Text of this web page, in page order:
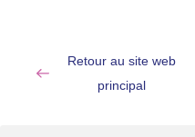
Retour au site web
principal